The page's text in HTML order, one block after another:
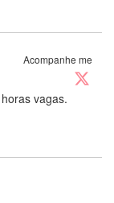
Acompanhe me
vagas.